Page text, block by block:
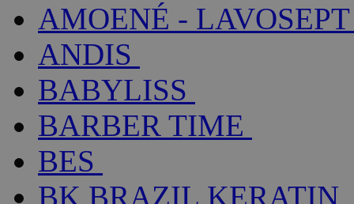
AMOENÉ - LAVOSEPT
ANDIS
BABYLISS
BARBER TIME
BES
BK BRAZIL KERATIN